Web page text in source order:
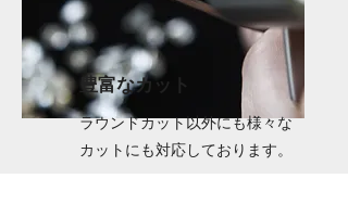
​豊富なカット
ラウンドカット以外にも様々な
カットにも対応しております。